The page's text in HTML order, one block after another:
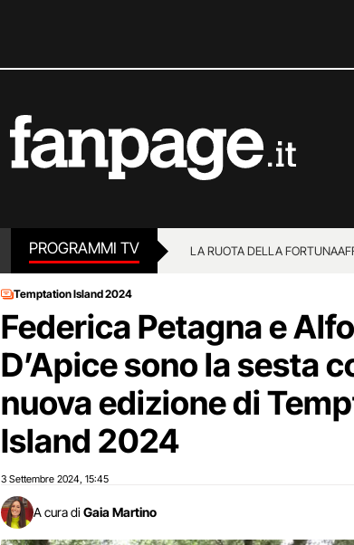
PROGRAMMI TV LA RUOTA DELLA FORTUNA
Temptation Island 2024
Federica Petagna e
D’Apice sono la sesta
nuova edizione di
Island 2024
3 Settembre 2024 15:45
A cura di Gaia Martino